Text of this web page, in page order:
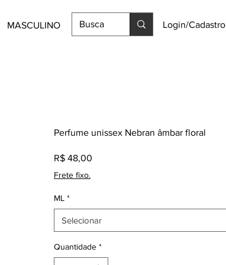
MASCULINO Login/Cadastro
Perfume unissex Nebran âmbar floral
R$ 48,00
Frete fixo.
ML *
Selecionar
Quantidade *